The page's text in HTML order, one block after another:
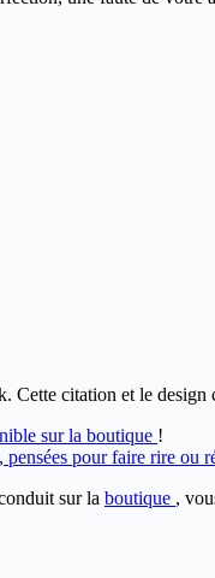
citation et le design
sur la boutique !
pensées pour faire rire ou
sur la boutique ,